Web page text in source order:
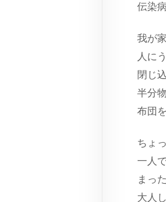
伝染
我が
人に
閉じ
半分
布団
ちょ
一人
まっ
大人